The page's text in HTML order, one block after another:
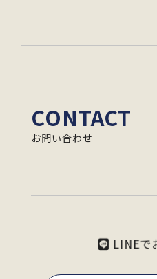
CONTACT
お問い合わせ
LINEで